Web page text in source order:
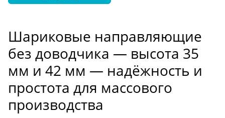
Шариковые направляющие
без доводчика — высота 35
мм и 42 мм — надёжность и
простота для массового
производства